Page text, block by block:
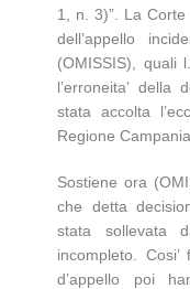
1, n. 3)”. La
dell’appello
(OMISSIS), quali
l’erroneita’
stata accolta
Regione
Sostiene ora
che detta
stata sollevata
incompleto.
d’appello poi